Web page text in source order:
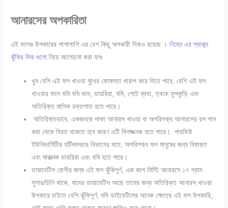
আনারসের অপকারিতা
এই ফলের উপকারের পাশাপাশি এর বেশ কিছু অপকারী দিকও রয়েছে ।নিম্নে এর স্বাস্থ্য
ঝুঁকির দিক গুলো নিয়ে আলোচনা করা হলঃ
খুব বেশি এই ফল খাওয়া মুখের কোমলতা খারাপ করে দিতে পারে, বেশি এই ফল
খাওয়ার ফলে বমি বমি ভাব, ডায়রিয়া, বমি, পেটে ব্যথা, ত্বকে ফুসকুড়ি এবং
অতিরিক্ত মাসিক রক্তপাত হতে পারে।
অতিরিক্তভাবে, একজনকে পাকা আনারস খাওয়া বা অপরিপক্ব আনারসের রস পান
করা থেকে বিরত থাকতে হবে কারণ এটি বিপজ্জনক হতে পারে। পারডিউ
ইউনিভার্সিটির হর্টিকালচার বিভাগের মতে, অপরিপক্ব ফল মানুষের জন্য বিষাক্ত
এবং মারাত্মক ডায়রিয়া এবং বমি হতে পারে।
ডায়াবেটিস রোগীর জন্য এই ফল ঝুঁকিপূর্ণ, এক কাপ মিস্টি আনারসে ১৭ গ্রাম
সুগার/চিনি থাকে, যাদের ডায়াবেটিস আছে তাদের জন্য অতিরিক্ত আনারস খাওয়া
উপকারে চাইতে বেশি ঝুঁকিপূর্ণ, যদি ডাইবেটিসের অনেক ক্ষেত্রে এই ফল উপকারি,